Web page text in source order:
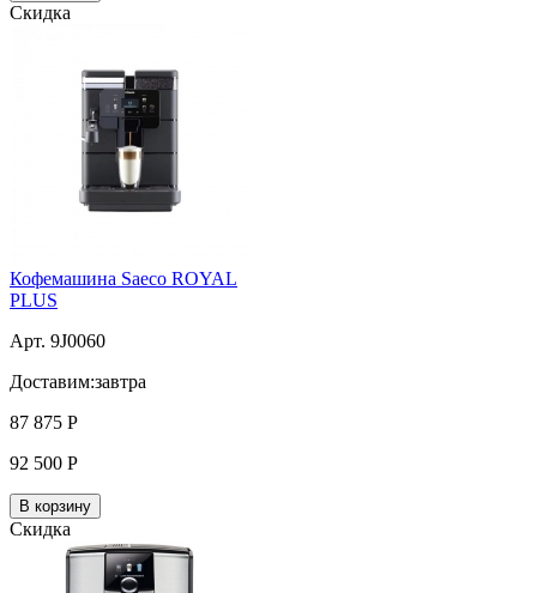
Скидка
Кофемашина Saeco ROYAL
PLUS
Арт. 9J0060
Доставим:завтра
87 875 Р
92 500 Р
В корзину
Скидка